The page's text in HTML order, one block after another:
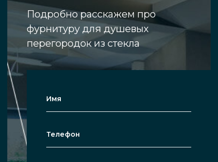
Подробно расскажем про
фурнитуру для душевых
перегородок из стекла